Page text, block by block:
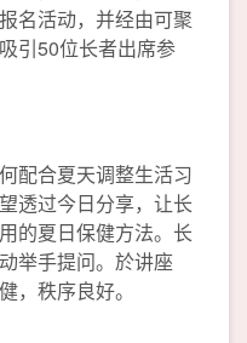
名活动，并经由可聚
引50位长者出席参
配合夏天调整生活习
透过今日分享，让长
的夏日保健方法。长
举手提问。於讲座
，秩序良好。